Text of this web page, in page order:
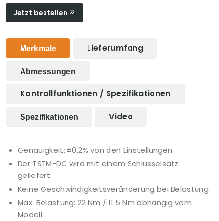
Jetzt bestellen
Merkmale Lieferumfang
Abmessungen
Kontrollfunktionen / Spezifikationen
Spezifikationen Video
Genauigkeit: ±0,2% von den Einstellungen
Der TSTM-DC wird mit einem Schlüsselsatz
geliefert
Keine Geschwindigkeitsveränderung bei Belastung
Max. Belastung: 22 Nm / 11.5 Nm abhängig vom
Modell